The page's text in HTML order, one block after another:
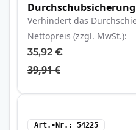
Durchschubsicherung
Verhindert das
Nettopreis (zzgl. MwSt.)
35,92 €
39,91 €
Art.-Nr. 54225